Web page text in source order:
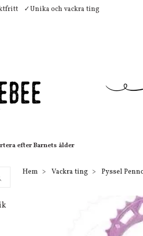
✓Unika och vackra ting
efter Barnets ålder
Hem Vackra ting Pyssel